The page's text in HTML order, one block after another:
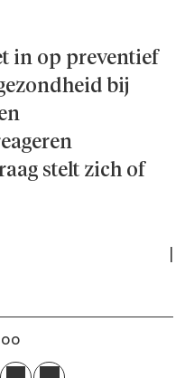
in op preventief
bij
stelt zich of